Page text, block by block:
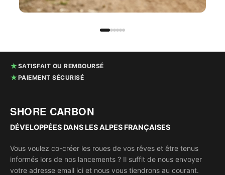
★SATISFAIT OU REMBOURSÉ
★PAIEMENT SÉCURISÉ
SHORE CARBON
DÉVELOPPÉES DANS LES ALPES FRANÇAISES
Vous voulez co-créer les roues de vos rêves et être tenus
informés lors de nos lancements ? Il suffit de nous envoyer
votre adresse email ici et nous vous tiendrons au courant.